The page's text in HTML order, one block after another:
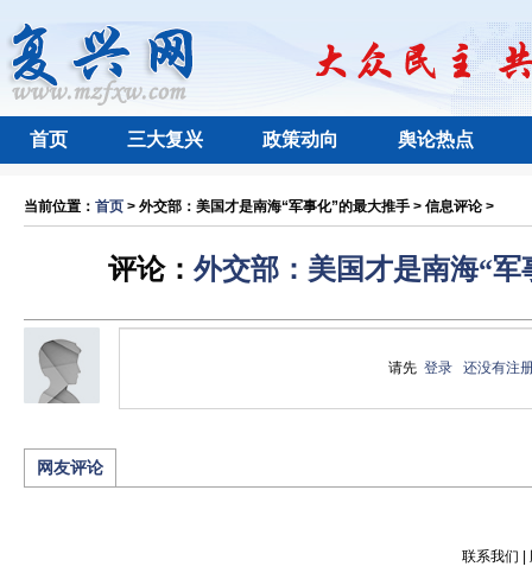
首页 三大复兴 政策动向 舆论热点
当前位置： 首页 > 外交部：美国才是南海“军事化”的最大推手 > 信息评论 >
评论： 外交部：美国才是南海“军
请先登录 还没有注
网友评论
联系我们